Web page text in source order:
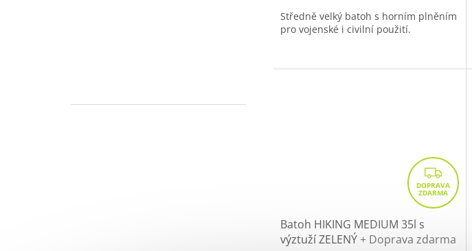
Středně velký batoh s horním plněním
pro vojenské i civilní použití.
Z
D
A
M
Batoh HIKING MEDIUM 35l s
výztuží ZELENÝ+ Doprava zdarma